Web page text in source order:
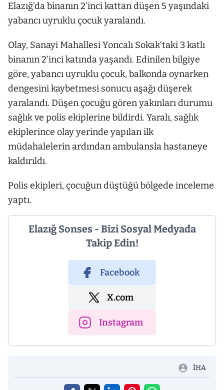
Elazığ’da binanın 2’inci kattan düşen 5 yaşındaki
yabancı uyruklu çocuk yaralandı.
Olay, Sanayi Mahallesi Yoncalı Sokak’taki 3 katlı
binanın 2’inci katında yaşandı. Edinilen bilgiye
göre, yabancı uyruklu çocuk, balkonda oynarken
dengesini kaybetmesi sonucu aşağı düşerek
yaralandı. Düşen çocuğu gören yakınları durumu
sağlık ve polis ekiplerine bildirdi. Yaralı, sağlık
ekiplerince olay yerinde yapılan ilk
müdahalelerin ardından ambulansla hastaneye
kaldırıldı.
Polis ekipleri, çocuğun düştüğü bölgede inceleme
yaptı.
Elazığ Sonses - Bizi Sosyal Medyada
Takip Edin!
Facebook
X.com
Instagram
İHA